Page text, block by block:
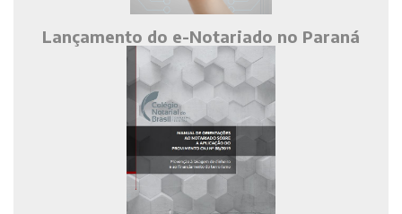
Lançamento do e-Notariado no Paraná